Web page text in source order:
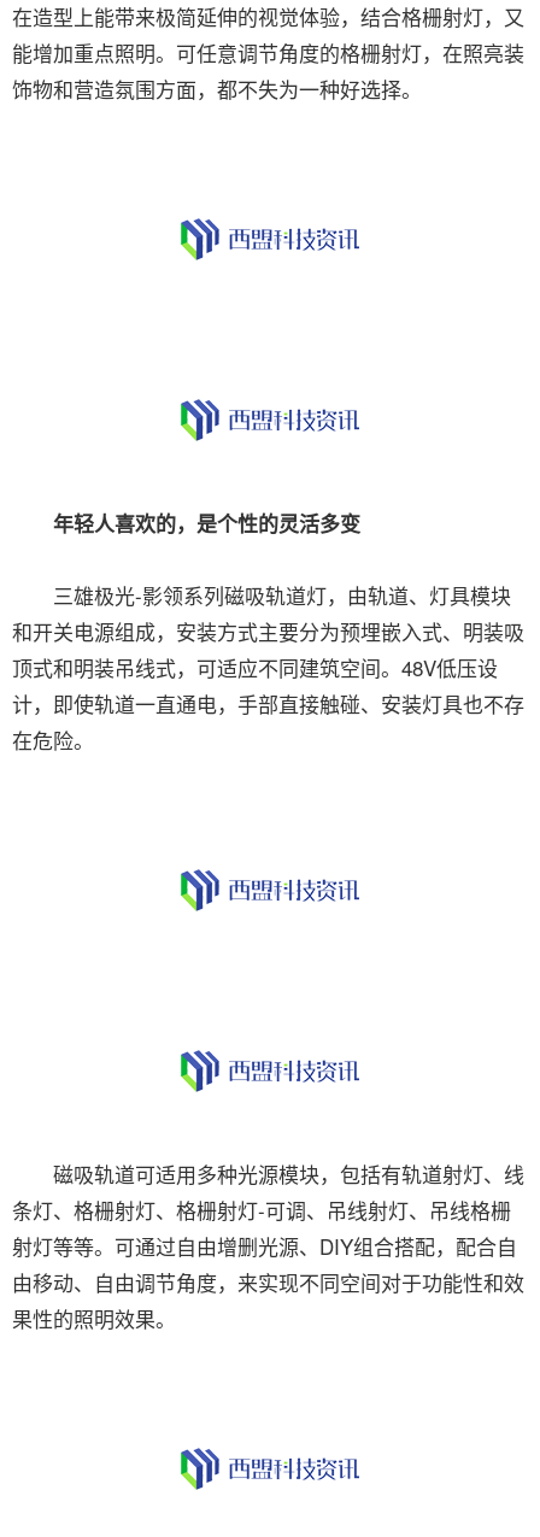
在造型上能带来极简延伸的视觉体验，结合格栅射灯，又
能增加重点照明。可任意调节角度的格栅射灯，在照亮装
饰物和营造氛围方面，都不失为一种好选择。
年轻人喜欢的，是个性的灵活多变
三雄极光-影领系列磁吸轨道灯，由轨道、灯具模块
和开关电源组成，安装方式主要分为预埋嵌入式、明装吸
顶式和明装吊线式，可适应不同建筑空间。48V低压设
计，即使轨道一直通电，手部直接触碰、安装灯具也不存
在危险。
磁吸轨道可适用多种光源模块，包括有轨道射灯、线
条灯、格栅射灯、格栅射灯-可调、吊线射灯、吊线格栅
射灯等等。可通过自由增删光源、DIY组合搭配，配合自
由移动、自由调节角度，来实现不同空间对于功能性和效
果性的照明效果。